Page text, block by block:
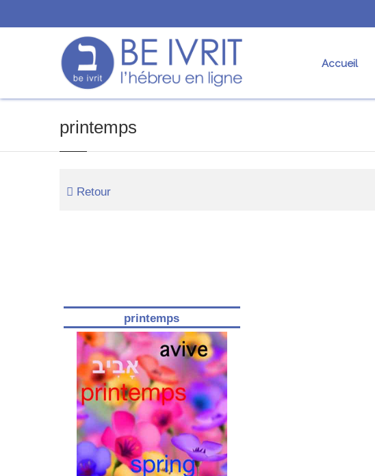
Accueil
printemps
Retour
printemps